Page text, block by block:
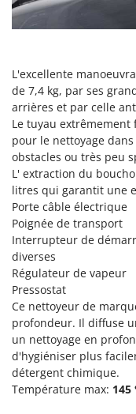
Pulvérisateurs
Pulvérisateurs
R
Rampes de
Râpes à
Râteaux pour
Remplisseuses
Robots
Robots
Rogneuses de
Rouleaux pour
S
Scies à os
Scies à Ruban
Scies
Scies de jardin
GRIFO
H
Hailo
Helvi
Henx
HiKOKI
Honda
I
Idromatic
Il-Tec
Imperia
Infaco
Intec
Intex
Italyco
L'excellente
de 7,4 kg, par ses
arrières et par celle
Le tuyau
pour le nettoyage
obstacles ou très peu
L' extraction du
litres qui garantit une
Porte câble électrique
Poignée de transport
Interrupteur de
diverses
Régulateur de vapeur
Pressostat
Ce nettoyeur de
profondeur. Il diffuse
un nettoyage en
d'hygiéniser plus
détergent chimique.
Température max: 145